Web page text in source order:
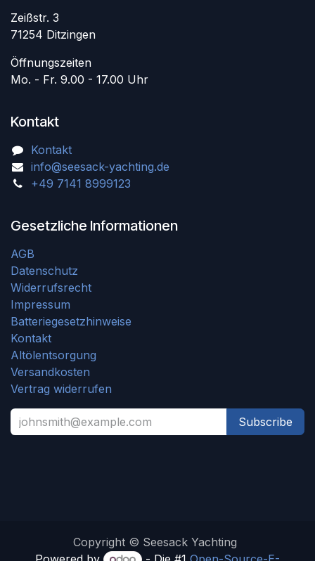
Zeißstr. 3
71254 Ditzingen
Öffnungszeiten
Mo. - Fr. 9.00 - 17.00 Uhr
Kontakt
Kontakt
info@seesack-yachting.de
+49 7141 8999123
Gesetzliche Informationen
AGB
Datenschutz
Widerrufsrecht
Impressum
Batteriegesetzhinweise
Kontakt
Altölentsorgung
Versandkosten
Vertrag widerrufen
Subscribe
Copyright © Seesack Yachting